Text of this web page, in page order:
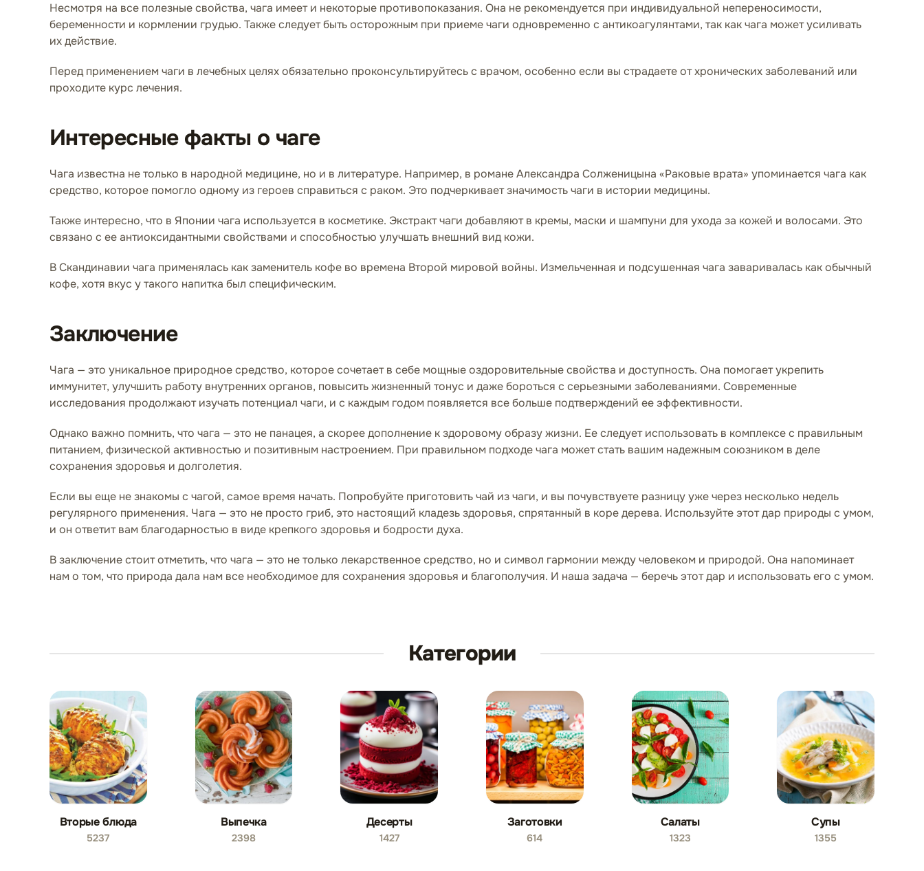
Несмотря на все полезные свойства, чага имеет и некоторые противопоказания. Она не рекомендуется при индивидуальной непереносимости,
беременности и кормлении грудью. Также следует быть осторожным при приеме чаги одновременно с антикоагулянтами, так как чага может усиливать
их действие.
Перед применением чаги в лечебных целях обязательно проконсультируйтесь с врачом, особенно если вы страдаете от хронических заболеваний или
проходите курс лечения.
Интересные факты о чаге
Чага известна не только в народной медицине, но и в литературе. Например, в романе Александра Солженицына «Раковые врата» упоминается чага как
средство, которое помогло одному из героев справиться с раком. Это подчеркивает значимость чаги в истории медицины.
Также интересно, что в Японии чага используется в косметике. Экстракт чаги добавляют в кремы, маски и шампуни для ухода за кожей и волосами. Это
связано с ее антиоксидантными свойствами и способностью улучшать внешний вид кожи.
В Скандинавии чага применялась как заменитель кофе во времена Второй мировой войны. Измельченная и подсушенная чага заваривалась как обычный
кофе, хотя вкус у такого напитка был специфическим.
Заключение
Чага — это уникальное природное средство, которое сочетает в себе мощные оздоровительные свойства и доступность. Она помогает укрепить
иммунитет, улучшить работу внутренних органов, повысить жизненный тонус и даже бороться с серьезными заболеваниями. Современные
исследования продолжают изучать потенциал чаги, и с каждым годом появляется все больше подтверждений ее эффективности.
Однако важно помнить, что чага — это не панацея, а скорее дополнение к здоровому образу жизни. Ее следует использовать в комплексе с правильным
питанием, физической активностью и позитивным настроением. При правильном подходе чага может стать вашим надежным союзником в деле
сохранения здоровья и долголетия.
Если вы еще не знакомы с чагой, самое время начать. Попробуйте приготовить чай из чаги, и вы почувствуете разницу уже через несколько недель
регулярного применения. Чага — это не просто гриб, это настоящий кладезь здоровья, спрятанный в коре дерева. Используйте этот дар природы с умом,
и он ответит вам благодарностью в виде крепкого здоровья и бодрости духа.
В заключение стоит отметить, что чага — это не только лекарственное средство, но и символ гармонии между человеком и природой. Она напоминает
нам о том, что природа дала нам все необходимое для сохранения здоровья и благополучия. И наша задача — беречь этот дар и использовать его с умом.
Категории
Вторые блюда
5237
Выпечка
2398
Десерты
1427
Заготовки
614
Салаты
1323
Супы
1355